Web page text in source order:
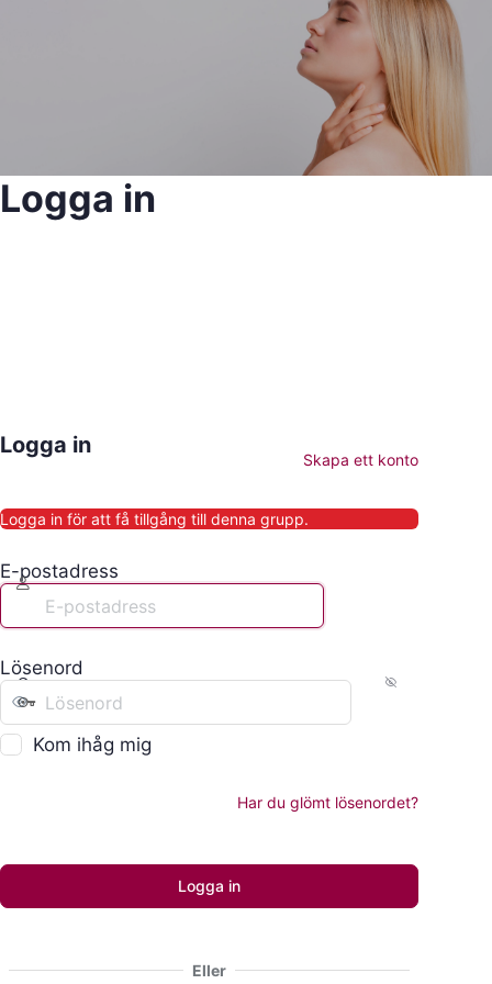
Logga in
Logga in
Skapa ett konto
Logga in för att få tillgång till denna grupp.
E-postadress
Lösenord
Kom ihåg mig
Har du glömt lösenordet?
Eller